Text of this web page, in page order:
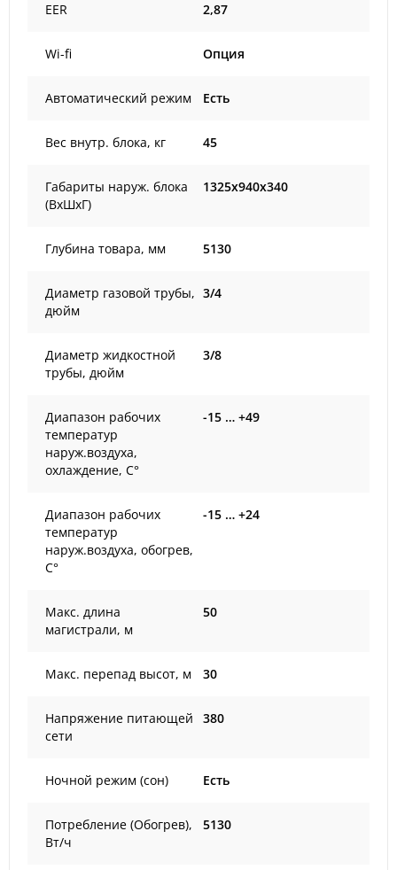
EER 2,87
Wi-fi Опция
Автоматический режим Есть
Вес внутр. блока, кг 45
Габариты наруж. блока
(ВxШxГ)
1325x940x340
Глубина товара, мм 5130
Диаметр газовой трубы,
дюйм
3/4
Диаметр жидкостной
трубы, дюйм
3/8
Диапазон рабочих
температур
наруж.воздуха,
охлаждение, С°
-15 … +49
Диапазон рабочих
температур
наруж.воздуха, обогрев,
С°
-15 … +24
Макс. длина
магистрали, м
50
Макс. перепад высот, м 30
Напряжение питающей
сети
380
Ночной режим (сон) Есть
Потребление (Обогрев),
Вт/ч
5130